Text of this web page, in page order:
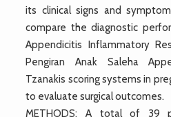
its clinical signs and
compare the diagnostic
Appendicitis Inflammatory
Pengiran Anak Saleha
Tzanakis scoring systems in
to evaluate surgical outcomes.
METHODS: A total of 39